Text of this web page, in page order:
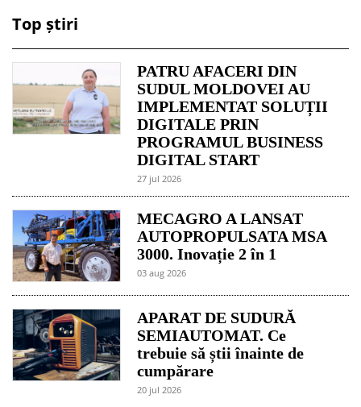
Top știri
PATRU AFACERI DIN
SUDUL MOLDOVEI AU
IMPLEMENTAT SOLUȚII
DIGITALE PRIN
PROGRAMUL BUSINESS
DIGITAL START
27 jul 2026
MECAGRO A LANSAT
AUTOPROPULSATA MSA
3000. Inovație 2 în 1
03 aug 2026
APARAT DE SUDURĂ
SEMIAUTOMAT. Ce
trebuie să știi înainte de
cumpărare
20 jul 2026